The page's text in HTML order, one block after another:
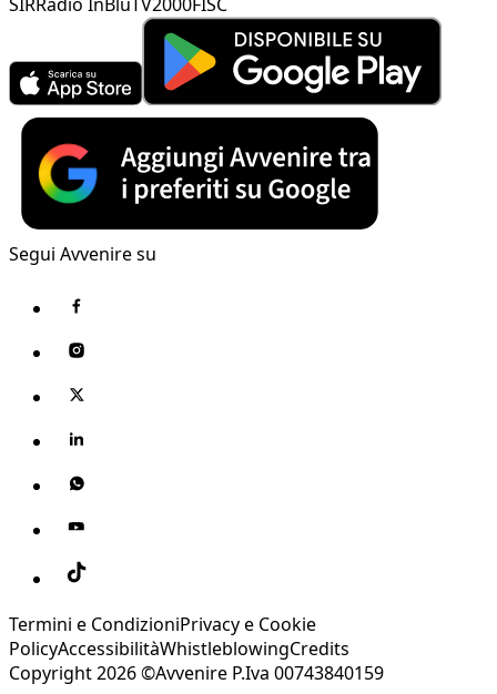
Segui Avvenire su
Termini e CondizioniPrivacy e Cookie
PolicyAccessibilitàWhistleblowingCredits
Copyright 2026 ©Avvenire P.Iva 00743840159